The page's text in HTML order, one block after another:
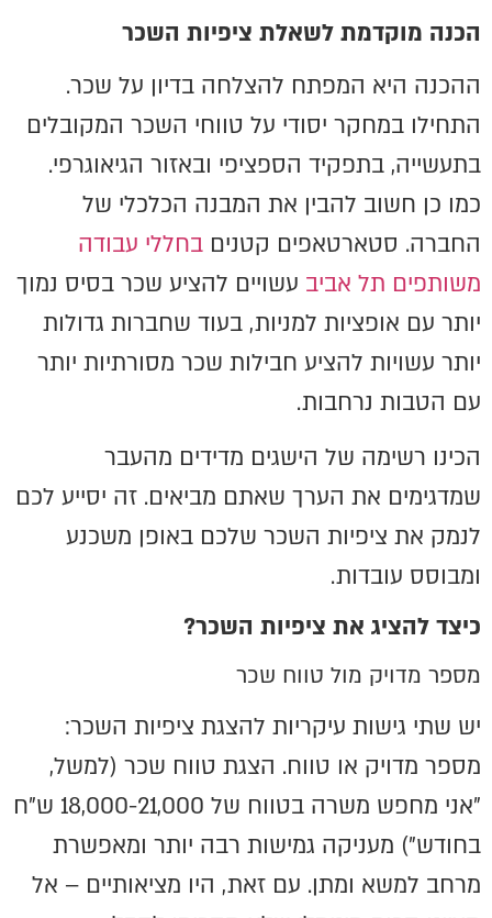
הכנה מוקדמת לשאלת ציפיות השכר
ההכנה היא המפתח להצלחה בדיון על שכר.
התחילו במחקר יסודי על טווחי השכר המקובלים
בתעשייה, בתפקיד הספציפי ובאזור הגיאוגרפי.
כמו כן חשוב להבין את המבנה הכלכלי של
החברה. סטארטאפים קטנים בחללי עבודה
משותפים תל אביב עשויים להציע שכר בסיס נמוך
יותר עם אופציות למניות, בעוד שחברות גדולות
יותר עשויות להציע חבילות שכר מסורתיות יותר
עם הטבות נרחבות.
הכינו רשימה של הישגים מדידים מהעבר
שמדגימים את הערך שאתם מביאים. זה יסייע לכם
לנמק את ציפיות השכר שלכם באופן משכנע
ומבוסס עובדות.
כיצד להציג את ציפיות השכר?
מספר מדויק מול טווח שכר
יש שתי גישות עיקריות להצגת ציפיות השכר:
מספר מדויק או טווח. הצגת טווח שכר (למשל,
"אני מחפש משרה בטווח של 18,000-21,000 ש"ח
בחודש") מעניקה גמישות רבה יותר ומאפשרת
מרחב למשא ומתן. עם זאת, היו מציאותיים – אל